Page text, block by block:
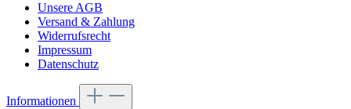
Unsere AGB
Versand & Zahlung
Widerrufsrecht
Impressum
Datenschutz
Informationen